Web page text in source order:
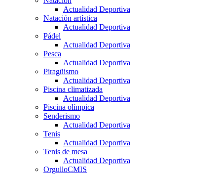
Actualidad Deportiva
Natación artística
Actualidad Deportiva
Pádel
Actualidad Deportiva
Pesca
Actualidad Deportiva
Piragüismo
Actualidad Deportiva
Piscina climatizada
Actualidad Deportiva
Piscina olímpica
Senderismo
Actualidad Deportiva
Tenis
Actualidad Deportiva
Tenis de mesa
Actualidad Deportiva
OrgulloCMIS